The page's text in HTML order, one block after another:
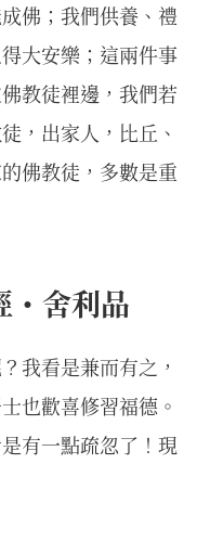
佛；我們供養、禮
大安樂；這兩件事
教徒裡邊，我們若
，出家人，比丘、
佛教徒，多數是重
・舍利品
我看是兼而有之，
也歡喜修習福德。
有一點疏忽了！現